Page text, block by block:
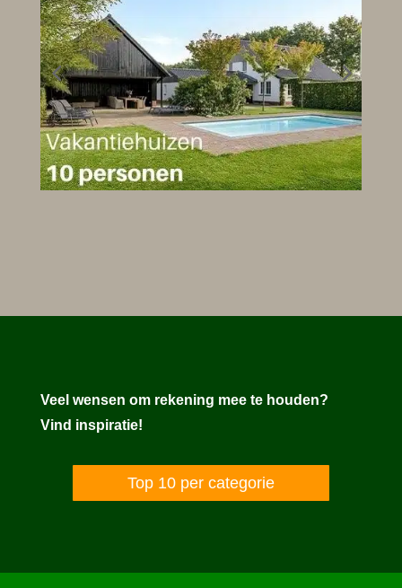
Veel wensen om rekening mee te houden?
Vind inspiratie!
Top 10 per categorie